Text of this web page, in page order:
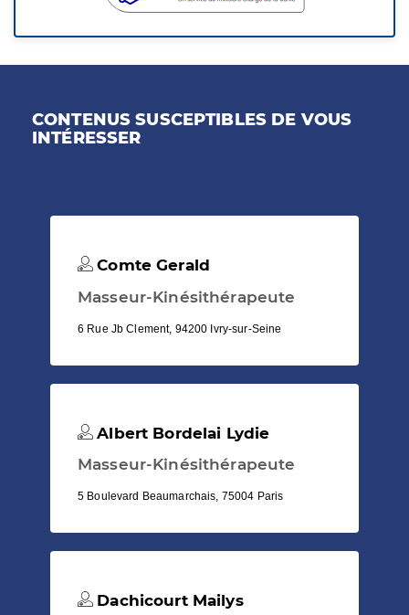
CONTENUS SUSCEPTIBLES DE VOUS
INTÉRESSER
Comte Gerald
Masseur-Kinésithérapeute
6 Rue Jb Clement, 94200 Ivry-sur-Seine
Albert Bordelai Lydie
Masseur-Kinésithérapeute
5 Boulevard Beaumarchais, 75004 Paris
Dachicourt Mailys